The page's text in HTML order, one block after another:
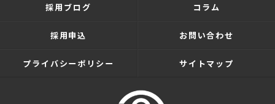
採用ブログ コラム
採用申込 お問い合わせ
プライバシーポリシー サイトマップ